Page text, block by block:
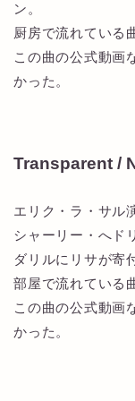
ン。
厨房で流れている
この曲の公式動画
かった。
Transparent /
エリク・ラ・サル
シャーリー・へド
ダリルにリサが寄
部屋で流れている
この曲の公式動画
かった。